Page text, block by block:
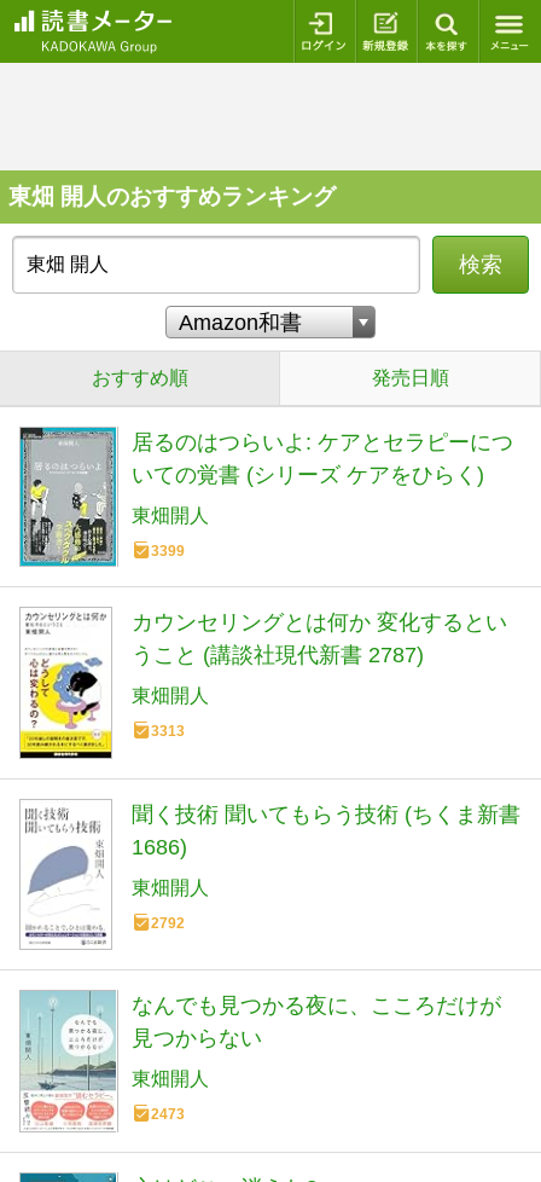
ログイン 新規登録
東畑 開人のおすすめランキング
検索
おすすめ順 発売日順
居るのはつらいよ: ケアとセラピーにつ
いての覚書 (シリーズ ケアをひらく)
東畑開人
3399
カウンセリングとは何か 変化するとい
うこと (講談社現代新書 2787)
東畑開人
3313
聞く技術 聞いてもらう技術 (ちくま新書
1686)
東畑開人
2792
なんでも見つかる夜に、こころだけが
見つからない
東畑開人
2473